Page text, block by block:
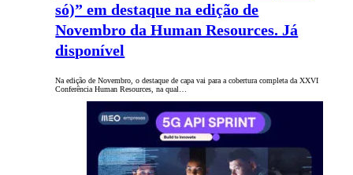
só)” em destaque na edição de
Novembro da Human Resources. Já
disponível
Na edição de Novembro, o destaque de capa vai para a cobertura completa da XXVI
Conferência Human Resources, na qual…